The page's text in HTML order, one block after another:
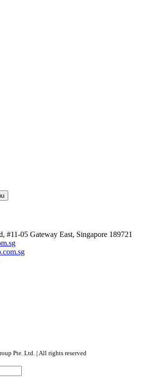
#11-05 Gateway East, Singapore 189721
Pte. Ltd. | All rights reserved